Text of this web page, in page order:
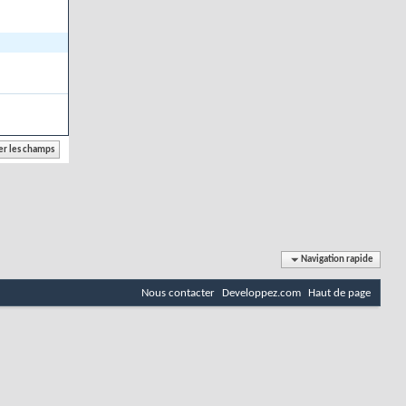
Navigation rapide
Nous contacter Developpez.com Haut de page